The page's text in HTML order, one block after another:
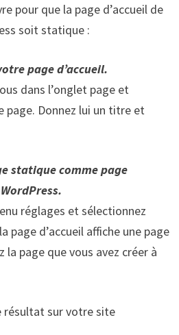
pour que la page d’accueil de
soit statique :
page d’accueil.
dans l’onglet page et
page. Donnez lui un titre et
statique comme page
réglages et sélectionnez
page d’accueil affiche une page
page que vous avez créer à
résultat sur votre site